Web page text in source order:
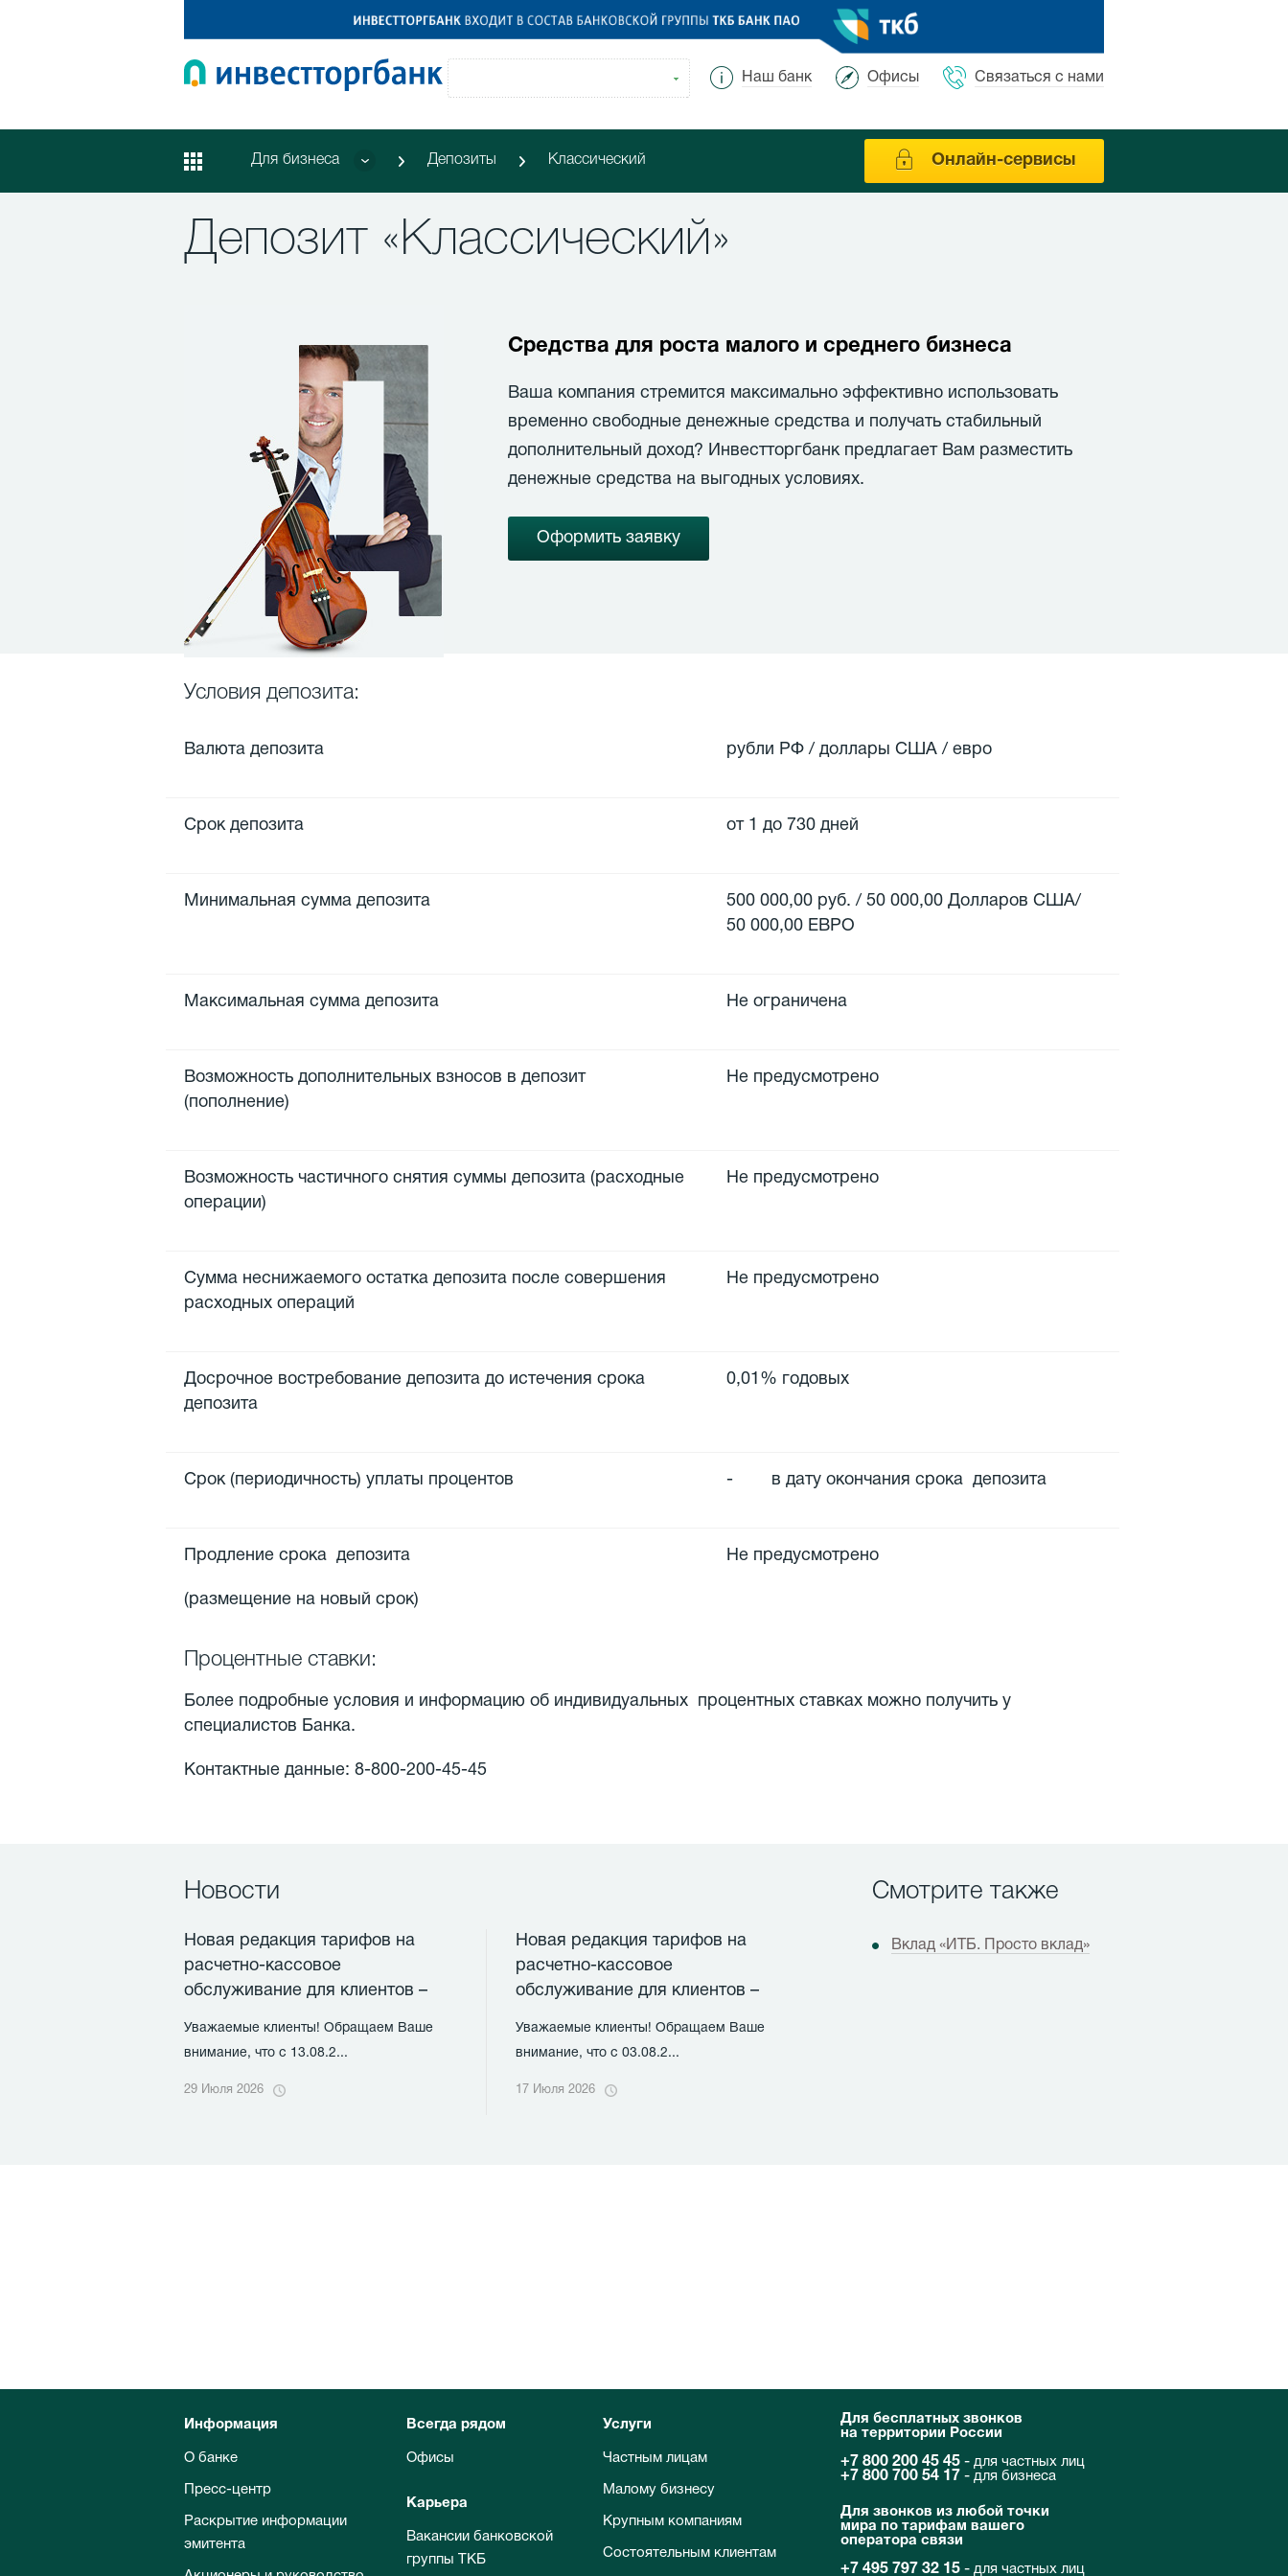
Наш банк Офисы Связаться с нами
Для бизнеса Депозиты Классический Онлайн-сервисы
Депозит «Классический»
Средства для роста малого и среднего бизнеса
Ваша компания стремится максимально эффективно использовать
временно свободные денежные средства и получать стабильный
дополнительный доход? Инвестторгбанк предлагает Вам разместить
денежные средства на выгодных условиях.
Оформить заявку
Условия депозита:
Валюта депозита рубли РФ / доллары США / евро
Срок депозита от 1 до 730 дней
Минимальная сумма депозита
500 000,00 руб. / 50 000,00 Долларов США/
50 000,00 ЕВРО
Максимальная сумма депозита Не ограничена
Возможность дополнительных взносов в депозит
(пополнение)
Не предусмотрено
Возможность частичного снятия суммы депозита (расходные
операции)
Не предусмотрено
Сумма неснижаемого остатка депозита после совершения
расходных операций
Не предусмотрено
Досрочное востребование депозита до истечения срока
депозита
0,01% годовых
Срок (периодичность) уплаты процентов - в дату окончания срока депозита
Продление срока депозита
(размещение на новый срок)
Не предусмотрено
Процентные ставки:
Более подробные условия и информацию об индивидуальных процентных ставках можно получить у
специалистов Банка.
Контактные данные: 8-800-200-45-45
Новости
Новая редакция тарифов на
расчетно-кассовое
обслуживание для клиентов –
Уважаемые клиенты! Обращаем Ваше
внимание, что с 13.08.2...
29 Июля 2026
Новая редакция тарифов на
расчетно-кассовое
обслуживание для клиентов –
Уважаемые клиенты! Обращаем Ваше
внимание, что с 03.08.2...
17 Июля 2026
Cмотрите также
Вклад «ИТБ. Просто вклад»
Информация
О банке
Пресс-центр
Раскрытие информации
эмитента
Всегда рядом
Офисы
Карьера
Вакансии банковской
группы ТКБ
Услуги
Частным лицам
Малому бизнесу
Крупным компаниям
Состоятельным клиентам
Для бесплатных звонков
на территории России
+7 800 200 45 45 - для частных лиц
+7 800 700 54 17 - для бизнеса
Для звонков из любой точки
мира по тарифам вашего
оператора связи
+7 495 797 32 15 - для частных лиц